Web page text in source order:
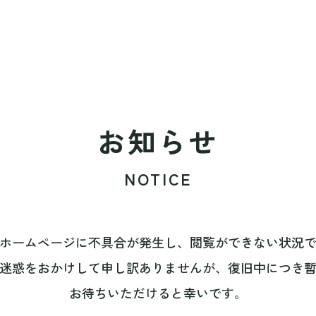
お知らせ
NOTICE
ームページに不具合が発生し、閲覧ができない状況で
惑をおかけして申し訳ありませんが、復旧中につき
お待ちいただけると幸いです。